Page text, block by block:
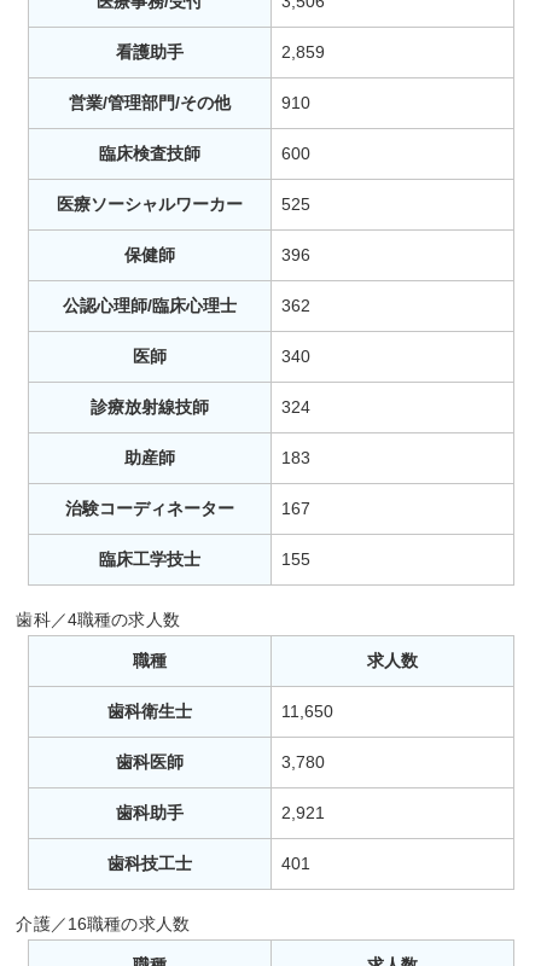
看護助手 2,859
営業/管理部門/その他 910
臨床検査技師 600
医療ソーシャルワーカー 525
保健師 396
公認心理師/臨床心理士 362
医師 340
診療放射線技師 324
助産師 183
治験コーディネーター 167
臨床工学技士 155
歯科／4職種の求人数
職種 求人数
歯科衛生士 11,650
歯科医師 3,780
歯科助手 2,921
歯科技工士 401
介護／16職種の求人数